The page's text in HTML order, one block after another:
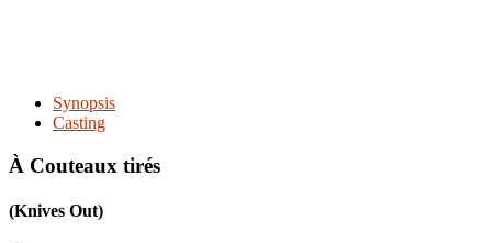
Synopsis
Casting
À Couteaux tirés
(Knives Out)